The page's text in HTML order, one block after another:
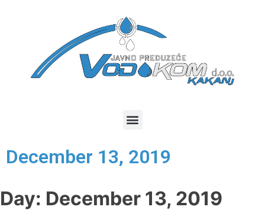
December 13, 2019
Day: December 13, 2019